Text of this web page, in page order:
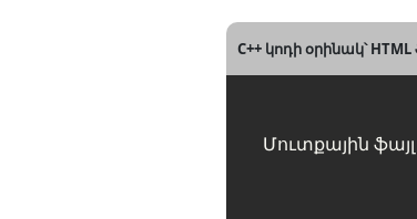
C++ կոդի օրինակ՝
Մուտքային ֆայլ